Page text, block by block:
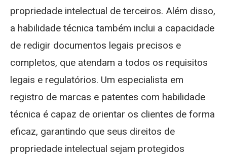
propriedade intelectual de terceiros. Além disso,
a habilidade técnica também inclui a capacidade
de redigir documentos legais precisos e
completos, que atendam a todos os requisitos
legais e regulatórios. Um especialista em
registro de marcas e patentes com habilidade
técnica é capaz de orientar os clientes de forma
eficaz, garantindo que seus direitos de
propriedade intelectual sejam protegidos